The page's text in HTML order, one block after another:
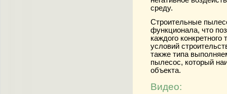
среду.
Строительные
функционала, что
каждого
условий
также типа
пылесос, который
объекта.
Видео: